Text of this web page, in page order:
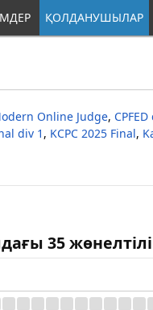
ҚОЛДАНУШЫЛАР
Online Judge,
div 1 , KCPC 2025 Final,
35